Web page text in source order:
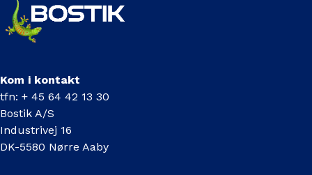
Kom i kontakt
tfn: + 45 64 42 13 30
Bostik A/S
Industrivej 16
DK-5580 Nørre Aaby